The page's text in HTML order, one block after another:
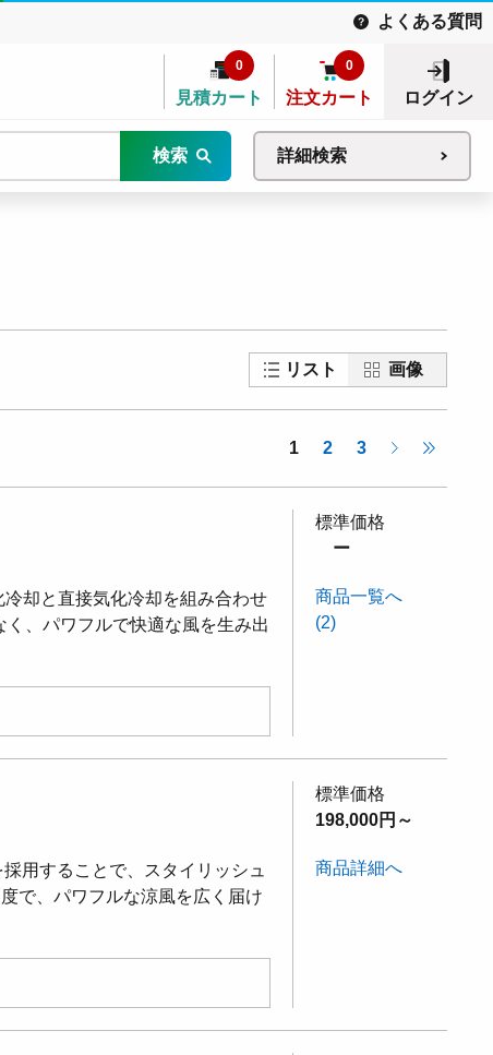
よくある質問
見積カート
0
注文カート
0
ログイン
検索 詳細検索
リスト 画像
1 2 3
却と直接気化冷却を組み合わせ
、パワフルで快適な風を生み出
標準価格
ー
商品一覧へ
(2)
用することで、スタイリッシュ
で、パワフルな涼風を広く届け
標準価格
198,000円～
商品詳細へ